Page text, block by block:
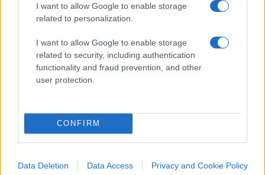
I want to allow Google to enable storage
related to personalization.
I want to allow Google to enable storage
related to security, including authentication
functionality and fraud prevention, and other
user protection.
CONFIRM
Data Deletion Data Access Privacy and Cookie Policy
Violenta una 16enne dopo una festa